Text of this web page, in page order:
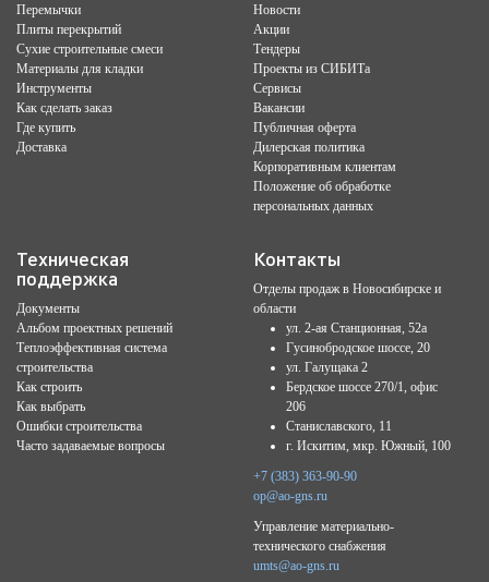
Перемычки
Плиты перекрытий
Сухие строительные смеси
Материалы для кладки
Инструменты
Как сделать заказ
Где купить
Доставка
Новости
Акции
Тендеры
Проекты из СИБИТа
Сервисы
Вакансии
Публичная оферта
Дилерская политика
Корпоративным клиентам
Положение об обработке
персональных данных
Техническая
поддержка
Документы
Альбом проектных решений
Теплоэффективная система
строительства
Как строить
Как выбрать
Ошибки строительства
Часто задаваемые вопросы
Контакты
Отделы продаж в Новосибирске и
области
ул. 2-ая Станционная, 52а
Гусинобродское шоссе, 20
ул. Галущака 2
Бердское шоссе 270/1, офис
206
Станиславского, 11
г. Искитим, мкр. Южный, 100
+7 (383) 363-90-90
op@ao-gns.ru
Управление материально-
технического снабжения
umts@ao-gns.ru